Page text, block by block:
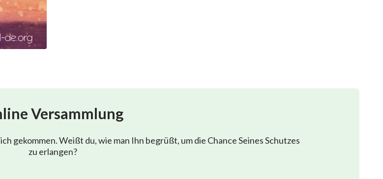
Versammlung
gekommen. Weißt du, wie man Ihn begrüßt, um die Chance Seines Schutzes
zu erlangen?